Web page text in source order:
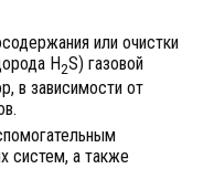
или очистки
H2S) газовой
в зависимости от
систем, а также